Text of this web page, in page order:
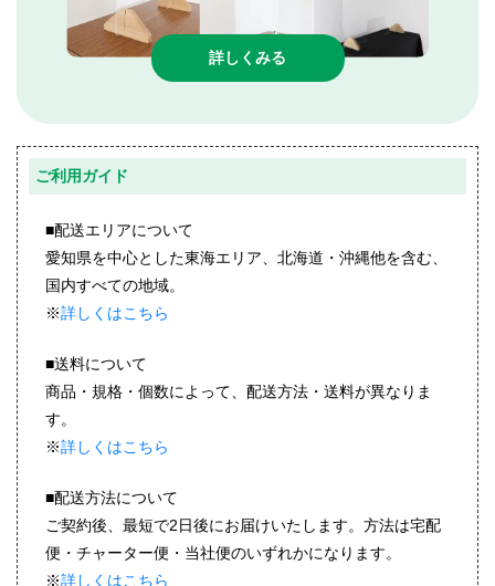
詳しくみる
ご利用ガイド
■配送エリアについて
愛知県を中心とした東海エリア、北海道・沖縄他を含む、
国内すべての地域。
※詳しくはこちら
■送料について
商品・規格・個数によって、配送方法・送料が異なりま
す。
※詳しくはこちら
■配送方法について
ご契約後、最短で2日後にお届けいたします。方法は宅配
便・チャーター便・当社便のいずれかになります。
※詳しくはこちら